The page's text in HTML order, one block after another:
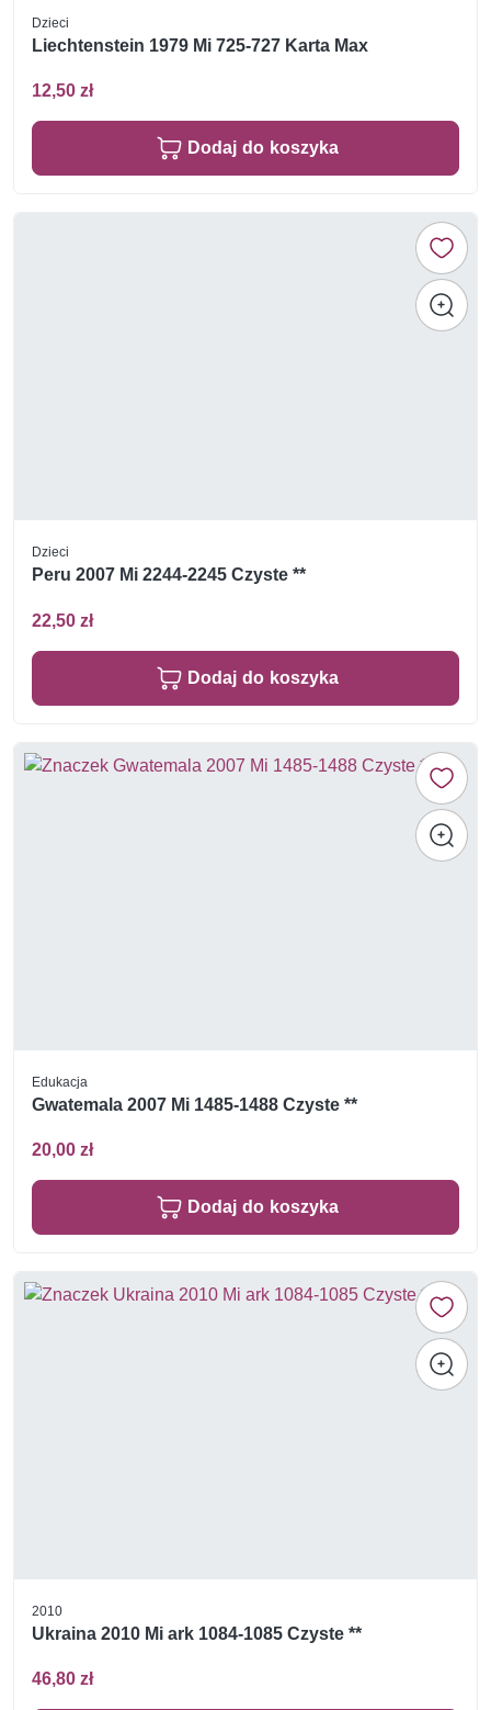
Dzieci
Liechtenstein 1979 Mi 725-727 Karta Max
12,50 zł
Dodaj do koszyka
Dzieci
Peru 2007 Mi 2244-2245 Czyste **
22,50 zł
Dodaj do koszyka
Edukacja
Gwatemala 2007 Mi 1485-1488 Czyste **
20,00 zł
Dodaj do koszyka
2010
Ukraina 2010 Mi ark 1084-1085 Czyste **
46,80 zł